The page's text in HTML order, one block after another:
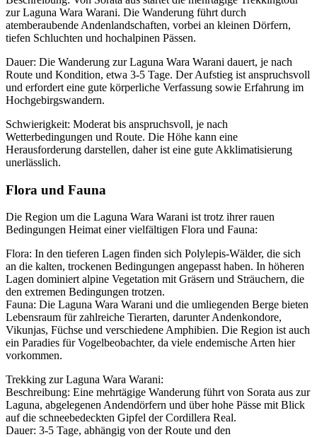
zur Laguna Wara Warani. Die Wanderung führt durch
atemberaubende Andenlandschaften, vorbei an kleinen Dörfern,
tiefen Schluchten und hochalpinen Pässen.
Dauer: Die Wanderung zur Laguna Wara Warani dauert, je nach
Route und Kondition, etwa 3-5 Tage. Der Aufstieg ist anspruchsvoll
und erfordert eine gute körperliche Verfassung sowie Erfahrung im
Hochgebirgswandern.
Schwierigkeit: Moderat bis anspruchsvoll, je nach
Wetterbedingungen und Route. Die Höhe kann eine
Herausforderung darstellen, daher ist eine gute Akklimatisierung
unerlässlich.
Flora und Fauna
Die Region um die Laguna Wara Warani ist trotz ihrer rauen
Bedingungen Heimat einer vielfältigen Flora und Fauna:
Flora: In den tieferen Lagen finden sich Polylepis-Wälder, die sich
an die kalten, trockenen Bedingungen angepasst haben. In höheren
Lagen dominiert alpine Vegetation mit Gräsern und Sträuchern, die
den extremen Bedingungen trotzen.
Fauna: Die Laguna Wara Warani und die umliegenden Berge bieten
Lebensraum für zahlreiche Tierarten, darunter Andenkondore,
Vikunjas, Füchse und verschiedene Amphibien. Die Region ist auch
ein Paradies für Vogelbeobachter, da viele endemische Arten hier
vorkommen.
Trekking zur Laguna Wara Warani:
Beschreibung: Eine mehrtägige Wanderung führt von Sorata aus zur
Laguna, abgelegenen Andendörfern und über hohe Pässe mit Blick
auf die schneebedeckten Gipfel der Cordillera Real.
Dauer: 3-5 Tage, abhängig von der Route und den